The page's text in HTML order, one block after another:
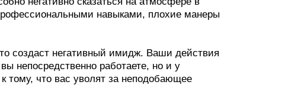
навыками, плохие манеры
создаст негативный имидж. Ваши действия
непосредственно работаете, но и у
тому, что вас уволят за неподобающее